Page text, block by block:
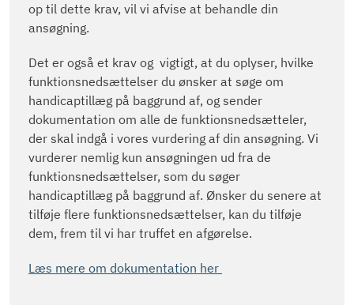
op til dette krav, vil vi afvise at behandle din
ansøgning.
Det er også et krav og vigtigt, at du oplyser, hvilke
funktionsnedsættelser du ønsker at søge om
handicaptillæg på baggrund af, og sender
dokumentation om alle de funktionsnedsætteler,
der skal indgå i vores vurdering af din ansøgning. Vi
vurderer nemlig kun ansøgningen ud fra de
funktionsnedsættelser, som du søger
handicaptillæg på baggrund af. Ønsker du senere at
tilføje flere funktionsnedsættelser, kan du tilføje
dem, frem til vi har truffet en afgørelse.
Læs mere om dokumentation her